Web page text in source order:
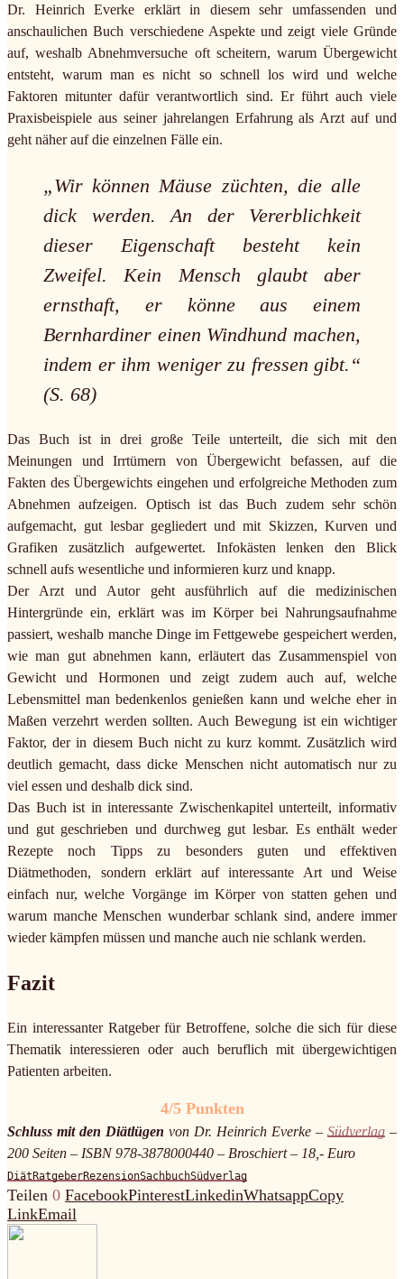
Dr. Heinrich Everke erklärt in diesem sehr umfassenden und
anschaulichen Buch verschiedene Aspekte und zeigt viele Gründe
auf, weshalb Abnehmversuche oft scheitern, warum Übergewicht
entsteht, warum man es nicht so schnell los wird und welche
Faktoren mitunter dafür verantwortlich sind. Er führt auch viele
Praxisbeispiele aus seiner jahrelangen Erfahrung als Arzt auf und
geht näher auf die einzelnen Fälle ein.
„Wir können Mäuse züchten, die alle
dick werden. An der Vererblichkeit
dieser Eigenschaft besteht kein
Zweifel. Kein Mensch glaubt aber
ernsthaft, er könne aus einem
Bernhardiner einen Windhund machen,
indem er ihm weniger zu fressen gibt.“
(S. 68)
Das Buch ist in drei große Teile unterteilt, die sich mit den
Meinungen und Irrtümern von Übergewicht befassen, auf die
Fakten des Übergewichts eingehen und erfolgreiche Methoden zum
Abnehmen aufzeigen. Optisch ist das Buch zudem sehr schön
aufgemacht, gut lesbar gegliedert und mit Skizzen, Kurven und
Grafiken zusätzlich aufgewertet. Infokästen lenken den Blick
schnell aufs wesentliche und informieren kurz und knapp.
Der Arzt und Autor geht ausführlich auf die medizinischen
Hintergründe ein, erklärt was im Körper bei Nahrungsaufnahme
passiert, weshalb manche Dinge im Fettgewebe gespeichert werden,
wie man gut abnehmen kann, erläutert das Zusammenspiel von
Gewicht und Hormonen und zeigt zudem auch auf, welche
Lebensmittel man bedenkenlos genießen kann und welche eher in
Maßen verzehrt werden sollten. Auch Bewegung ist ein wichtiger
Faktor, der in diesem Buch nicht zu kurz kommt. Zusätzlich wird
deutlich gemacht, dass dicke Menschen nicht automatisch nur zu
viel essen und deshalb dick sind.
Das Buch ist in interessante Zwischenkapitel unterteilt, informativ
und gut geschrieben und durchweg gut lesbar. Es enthält weder
Rezepte noch Tipps zu besonders guten und effektiven
Diätmethoden, sondern erklärt auf interessante Art und Weise
einfach nur, welche Vorgänge im Körper von statten gehen und
warum manche Menschen wunderbar schlank sind, andere immer
wieder kämpfen müssen und manche auch nie schlank werden.
Fazit
Ein interessanter Ratgeber für Betroffene, solche die sich für diese
Thematik interessieren oder auch beruflich mit übergewichtigen
Patienten arbeiten.
4/5 Punkten
Schluss mit den Diätlügen von Dr. Heinrich Everke – Südverlag –
200 Seiten – ISBN 978-3878000440 – Broschiert – 18,- Euro
DiätRatgeberRezensionSachbuchSüdverlag
Teilen 0 FacebookPinterestLinkedinWhatsappCopy
LinkEmail